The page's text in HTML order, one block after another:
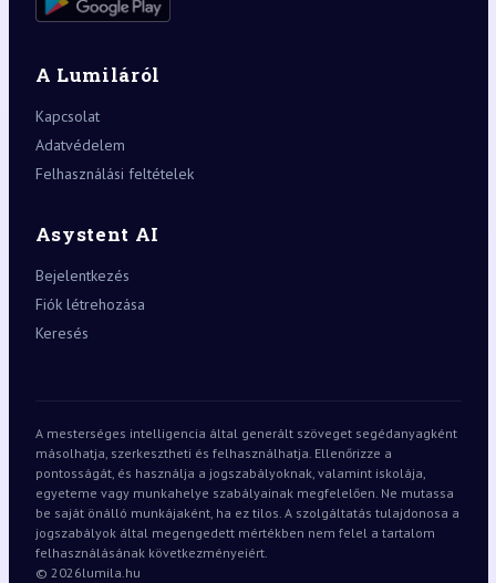
A Lumiláról
Kapcsolat
Adatvédelem
Felhasználási feltételek
Asystent AI
Bejelentkezés
Fiók létrehozása
Keresés
A mesterséges intelligencia által generált szöveget segédanyagként
másolhatja, szerkesztheti és felhasználhatja. Ellenőrizze a
pontosságát, és használja a jogszabályoknak, valamint iskolája,
egyeteme vagy munkahelye szabályainak megfelelően. Ne mutassa
be saját önálló munkájaként, ha ez tilos. A szolgáltatás tulajdonosa a
jogszabályok által megengedett mértékben nem felel a tartalom
felhasználásának következményeiért.
© 2026lumila.hu